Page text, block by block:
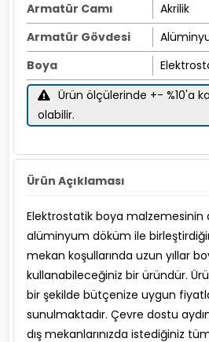
Armatür Camı
Akrilik
Armatür Gövdesi
Boya
Ürün ölçülerinde +- %10'a
olabilir.
Ürün Açıklaması
Elektrostatik boya malzemesinin
alüminyum döküm ile
mekan koşullarında uzun yıllar
kullanabileceğiniz bir üründür.
bir şekilde bütçenize uygun
sunulmaktadır. Çevre dostu
dış mekanlarınızda istediğiniz